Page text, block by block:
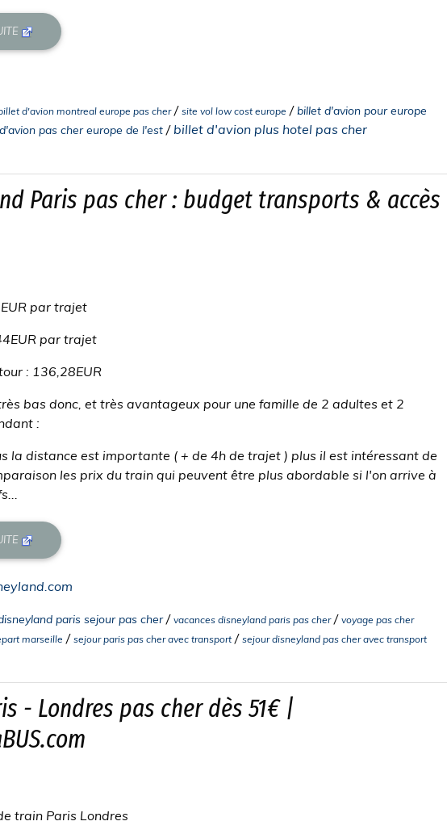
d'avion montreal europe pas cher/ site vol low cost europe /billet d'avion pour europe
pas cher europe de l'est / billet d'avion plus hotel pas cher
Paris pas cher : budget transports & accès
par trajet
par trajet
: 136,28EUR
bas donc, et très avantageux pour une famille de 2 adultes et 2
:
la distance est importante ( + de 4h de trajet ) plus il est intéressant de
les prix du train qui peuvent être plus abordable si l'on arrive à
paris sejour pas cher/ vacances disneyland paris pas cher/ voyage pas cher
marseille / sejour paris pas cher avec transport/ sejour disneyland pas cher avec transport
- Londres pas cher dès 51€ |
train Paris Londres